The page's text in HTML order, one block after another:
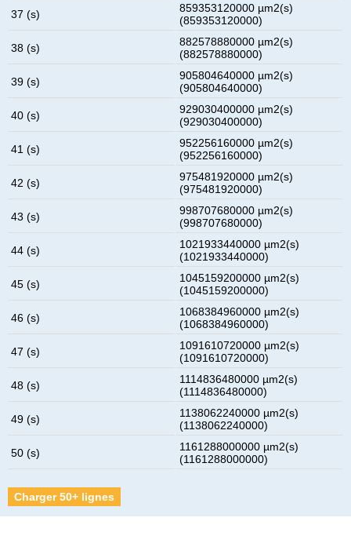
37 (s)
859353120000 µm2(s)
(859353120000)
38 (s)
882578880000 µm2(s)
(882578880000)
39 (s)
905804640000 µm2(s)
(905804640000)
40 (s)
929030400000 µm2(s)
(929030400000)
41 (s)
952256160000 µm2(s)
(952256160000)
42 (s)
975481920000 µm2(s)
(975481920000)
43 (s)
998707680000 µm2(s)
(998707680000)
44 (s)
1021933440000 µm2(s)
(1021933440000)
45 (s)
1045159200000 µm2(s)
(1045159200000)
46 (s)
1068384960000 µm2(s)
(1068384960000)
47 (s)
1091610720000 µm2(s)
(1091610720000)
48 (s)
1114836480000 µm2(s)
(1114836480000)
49 (s)
1138062240000 µm2(s)
(1138062240000)
50 (s)
1161288000000 µm2(s)
(1161288000000)
Charger 50+ lignes